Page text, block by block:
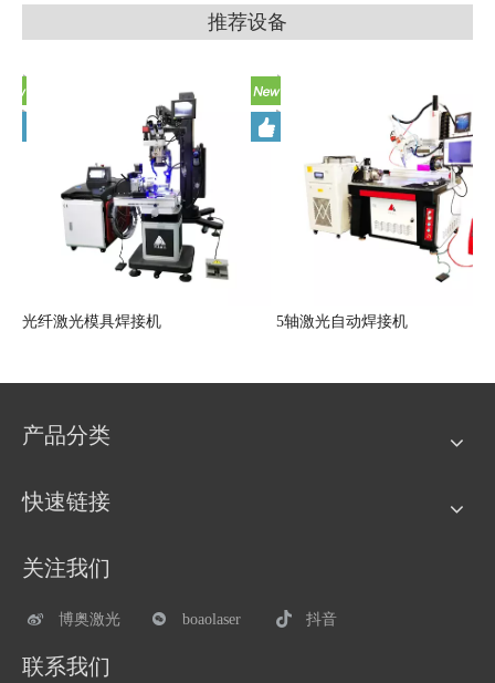
推荐设备
光纤激光模具焊接机 5轴激光自动焊接机
产品分类
快速链接
关注我们
博奥激光 boaolaser 抖音
联系我们